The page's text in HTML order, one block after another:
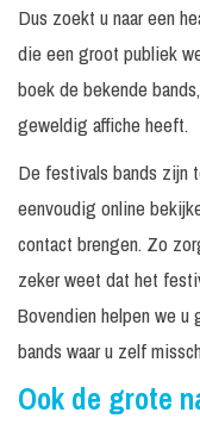
Dus zoekt u naar een
die een groot publiek
boek de bekende
geweldig affiche heeft.
De festivals bands zijn
eenvoudig online
contact brengen. Zo
zeker weet dat het
Bovendien helpen we
bands waar u zelf
Ook de grote